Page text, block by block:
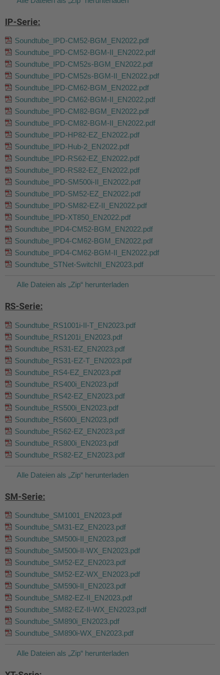
IP-Serie:
Soundtube_IPD-CM52-BGM_EN2022.pdf
Soundtube_IPD-CM52-BGM-II_EN2022.pdf
Soundtube_IPD-CM52s-BGM_EN2022.pdf
Soundtube_IPD-CM52s-BGM-II_EN2022.pdf
Soundtube_IPD-CM62-BGM_EN2022.pdf
Soundtube_IPD-CM62-BGM-II_EN2022.pdf
Soundtube_IPD-CM82-BGM_EN2022.pdf
Soundtube_IPD-CM82-BGM-II_EN2022.pdf
Soundtube_IPD-HP82-EZ_EN2022.pdf
Soundtube_IPD-Hub-2_EN2022.pdf
Soundtube_IPD-RS62-EZ_EN2022.pdf
Soundtube_IPD-RS82-EZ_EN2022.pdf
Soundtube_IPD-SM500i-II_EN2022.pdf
Soundtube_IPD-SM52-EZ_EN2022.pdf
Soundtube_IPD-SM82-EZ-II_EN2022.pdf
Soundtube_IPD-XT850_EN2022.pdf
Soundtube_IPD4-CM52-BGM_EN2022.pdf
Soundtube_IPD4-CM62-BGM_EN2022.pdf
Soundtube_IPD4-CM62-BGM-II_EN2022.pdf
Soundtube_STNet-SwitchII_EN2023.pdf
Alle Dateien als „Zip“ herunterladen
RS-Serie:
Soundtube_RS1001i-II-T_EN2023.pdf
Soundtube_RS1201i_EN2023.pdf
Soundtube_RS31-EZ_EN2023.pdf
Soundtube_RS31-EZ-T_EN2023.pdf
Soundtube_RS4-EZ_EN2023.pdf
Soundtube_RS400i_EN2023.pdf
Soundtube_RS42-EZ_EN2023.pdf
Soundtube_RS500i_EN2023.pdf
Soundtube_RS600i_EN2023.pdf
Soundtube_RS62-EZ_EN2023.pdf
Soundtube_RS800i_EN2023.pdf
Soundtube_RS82-EZ_EN2023.pdf
Alle Dateien als „Zip“ herunterladen
SM-Serie:
Soundtube_SM1001_EN2023.pdf
Soundtube_SM31-EZ_EN2023.pdf
Soundtube_SM500i-II_EN2023.pdf
Soundtube_SM500i-II-WX_EN2023.pdf
Soundtube_SM52-EZ_EN2023.pdf
Soundtube_SM52-EZ-WX_EN2023.pdf
Soundtube_SM590i-II_EN2023.pdf
Soundtube_SM82-EZ-II_EN2023.pdf
Soundtube_SM82-EZ-II-WX_EN2023.pdf
Soundtube_SM890i_EN2023.pdf
Soundtube_SM890i-WX_EN2023.pdf
Alle Dateien als „Zip“ herunterladen